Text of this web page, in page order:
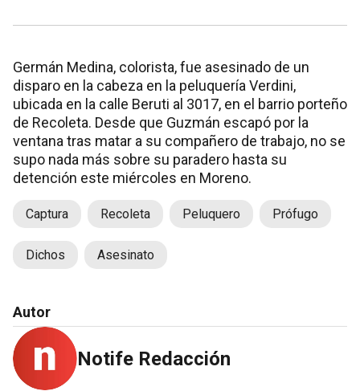
Germán Medina, colorista, fue asesinado de un
disparo en la cabeza en la peluquería Verdini,
ubicada en la calle Beruti al 3017, en el barrio porteño
de Recoleta. Desde que Guzmán escapó por la
ventana tras matar a su compañero de trabajo, no se
supo nada más sobre su paradero hasta su
detención este miércoles en Moreno.
Captura Recoleta Peluquero Prófugo
Dichos Asesinato
Autor
Notife Redacción